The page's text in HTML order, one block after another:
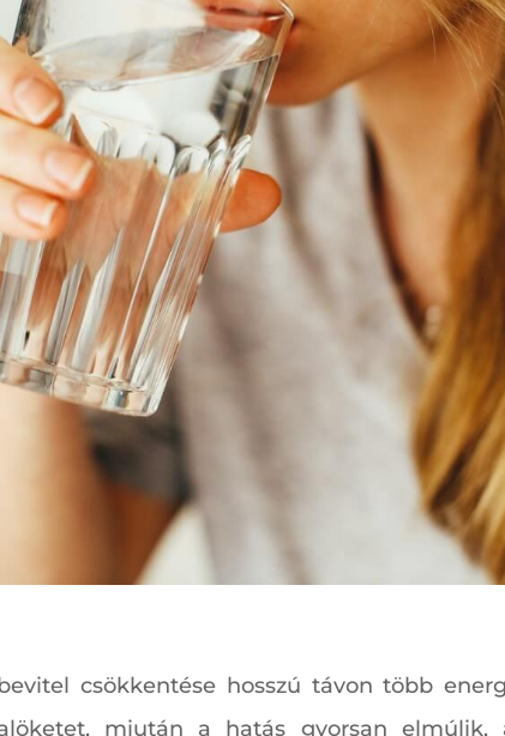
csökkentése hosszú távon több
miután a hatás gyorsan elmúlik,